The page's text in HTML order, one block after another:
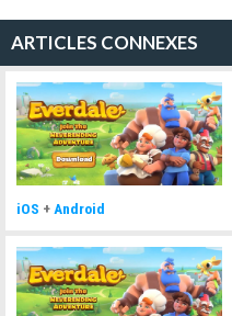
ARTICLES CONNEXES
iOS + Android